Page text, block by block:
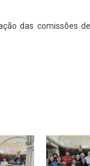
das comissões